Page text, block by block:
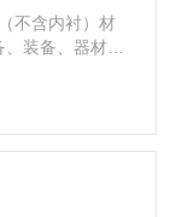
不含内衬）材
装备、器材、